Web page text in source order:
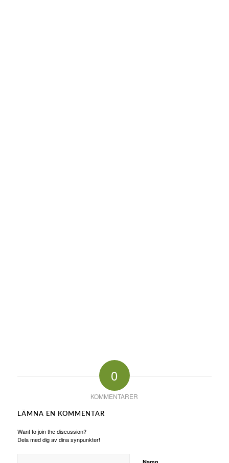
0
KOMMENTARER
LÄMNA EN KOMMENTAR
Want to join the discussion?
Dela med dig av dina synpunkter!